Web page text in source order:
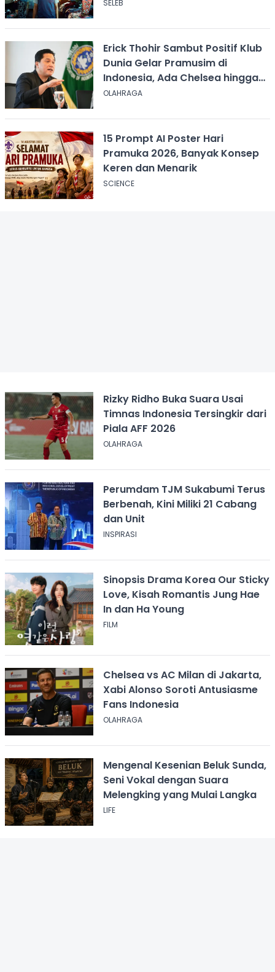
SELEB
Erick Thohir Sambut Positif Klub
Dunia Gelar Pramusim di
Indonesia, Ada Chelsea hingga
AC Milan
OLAHRAGA
15 Prompt AI Poster Hari
Pramuka 2026, Banyak Konsep
Keren dan Menarik
SCIENCE
Rizky Ridho Buka Suara Usai
Timnas Indonesia Tersingkir dari
Piala AFF 2026
OLAHRAGA
Perumdam TJM Sukabumi Terus
Berbenah, Kini Miliki 21 Cabang
dan Unit
INSPIRASI
Sinopsis Drama Korea Our Sticky
Love, Kisah Romantis Jung Hae
In dan Ha Young
FILM
Chelsea vs AC Milan di Jakarta,
Xabi Alonso Soroti Antusiasme
Fans Indonesia
OLAHRAGA
Mengenal Kesenian Beluk Sunda,
Seni Vokal dengan Suara
Melengking yang Mulai Langka
LIFE